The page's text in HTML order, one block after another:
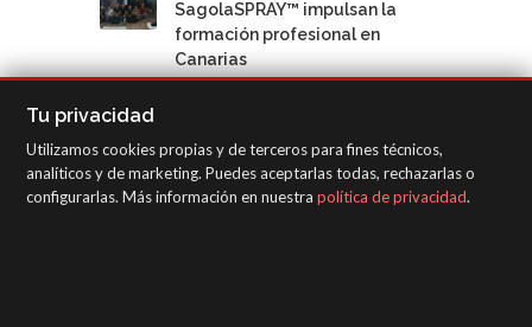
SagolaSPRAY™ impulsan la
formación profesional en
Canarias
Tu privacidad
Utilizamos cookies propias y de terceros para fines técnicos,
analíticos y de marketing. Puedes aceptarlas todas, rechazarlas o
configurarlas. Más información en nuestra política de privacidad.